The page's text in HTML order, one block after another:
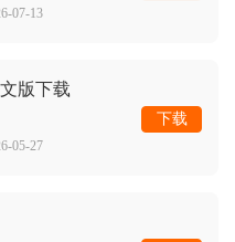
07-13
版下载
05-27
下载